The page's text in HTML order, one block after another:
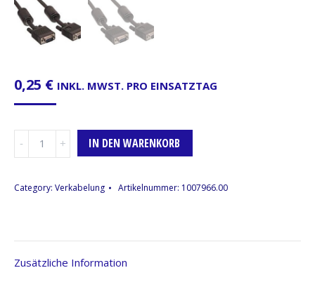
0,25 € INKL. MWST. PRO EINSATZTAG
(Farbcode
IN DEN WARENKORB
Category: Verkabelung Artikelnummer: 1007966.00
Zusätzliche Information